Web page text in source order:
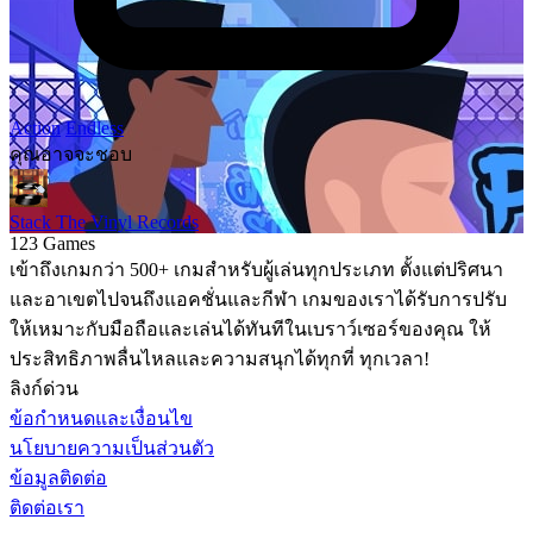
Action Endless
คุณอาจจะชอบ
Stack The Vinyl Records
123 Games
เข้าถึงเกมกว่า 500+ เกมสำหรับผู้เล่นทุกประเภท ตั้งแต่ปริศนา
และอาเขตไปจนถึงแอคชั่นและกีฬา เกมของเราได้รับการปรับ
ให้เหมาะกับมือถือและเล่นได้ทันทีในเบราว์เซอร์ของคุณ ให้
ประสิทธิภาพลื่นไหลและความสนุกได้ทุกที่ ทุกเวลา!
ลิงก์ด่วน
ข้อกำหนดและเงื่อนไข
นโยบายความเป็นส่วนตัว
ข้อมูลติดต่อ
ติดต่อเรา